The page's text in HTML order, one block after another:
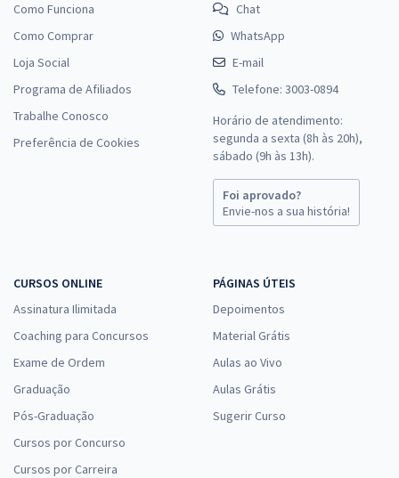
Como Funciona
Como Comprar
Loja Social
Programa de Afiliados
Trabalhe Conosco
Preferência de Cookies
Chat
WhatsApp
E-mail
Telefone: 3003-0894
Horário de atendimento:
segunda a sexta (8h às 20h),
sábado (9h às 13h).
Foi aprovado?
Envie-nos a sua história!
CURSOS ONLINE
Assinatura Ilimitada
Coaching para Concursos
Exame de Ordem
Graduação
Pós-Graduação
Cursos por Concurso
Cursos por Carreira
PÁGINAS ÚTEIS
Depoimentos
Material Grátis
Aulas ao Vivo
Aulas Grátis
Sugerir Curso